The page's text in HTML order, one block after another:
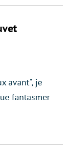
avant", je
fantasmer